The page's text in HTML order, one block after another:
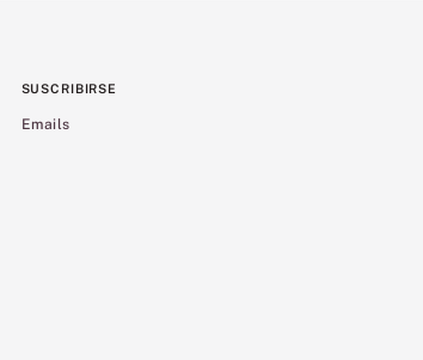
SUSCRIBIRSE
Emails